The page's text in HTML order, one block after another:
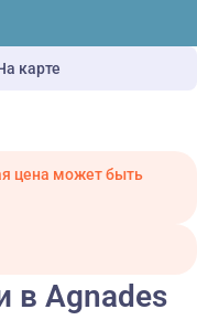
карте
цена может быть
в Agnades